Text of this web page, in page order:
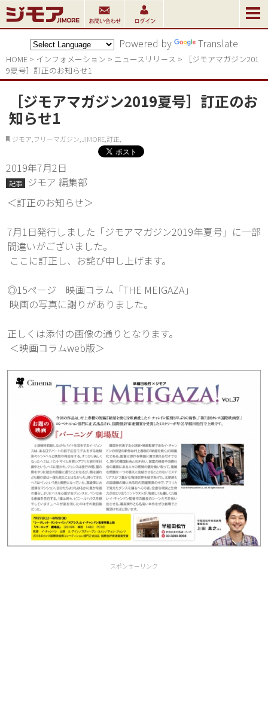
Powered by Translate
HOME > インフォメーション > ニュースリリ－ス >
［ジモアマガジン201
9夏号］訂正のお知らせ1
［ジモアマガジン2019夏号］訂正のお
知らせ1
ジモア,フリーマガジン,JIMORE,訂正,
2019年7月2日
記事
ジモア 編集部
＜訂正のお知らせ＞
7月1日発行しました「ジモアマガジン2019年夏号」に一部
間違いがございました。
ここに訂正し、お詫び申し上げます。
◎15ページ　映画コラム「THE MEIGAZA」
映画の写真に謝りがありました。
正しくは添付の画像の通りとなります。
＜映画コラムweb版＞
スポンサーリンク